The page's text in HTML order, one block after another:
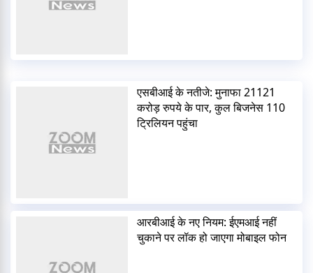
एसबीआई के नतीजे: मुनाफा 21121
करोड़ रुपये के पार, कुल बिजनेस 110
ट्रिलियन पहुंचा
आरबीआई के नए नियम: ईएमआई नहीं
चुकाने पर लॉक हो जाएगा मोबाइल फोन